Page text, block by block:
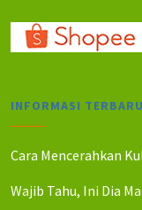
0
0
INFORMASI TERBARU
Cara Mencerahkan
Wajib Tahu, Ini Dia